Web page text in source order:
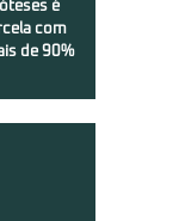
é
com
de 90%